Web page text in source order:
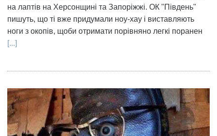
на лаптів на Херсонщині та Запоріжжі. ОК "Південь"
пишуть, що ті вже придумали ноу-хау і виставляють
ноги з окопів, щоби отримати порівняно легкі поранен
[...]